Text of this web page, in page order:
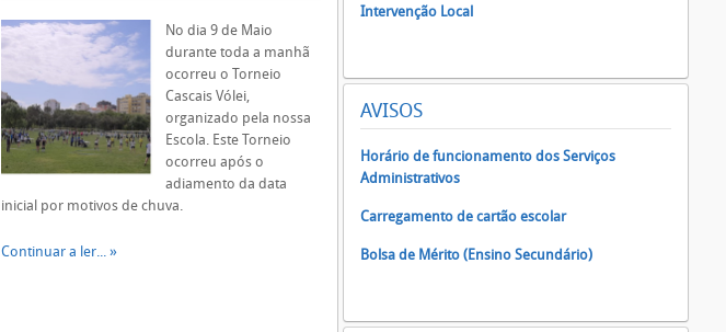
No dia 9 de Maio
durante toda a manhã
ocorreu o Torneio
Cascais Vólei,
organizado pela nossa
Escola. Este Torneio
ocorreu após o
adiamento da data
inicial por motivos de chuva.
Continuar a ler...
Intervenção Local
AVISOS
Horário de funcionamento dos Serviços
Administrativos
Carregamento de cartão escolar
Bolsa de Mérito (Ensino Secundário)